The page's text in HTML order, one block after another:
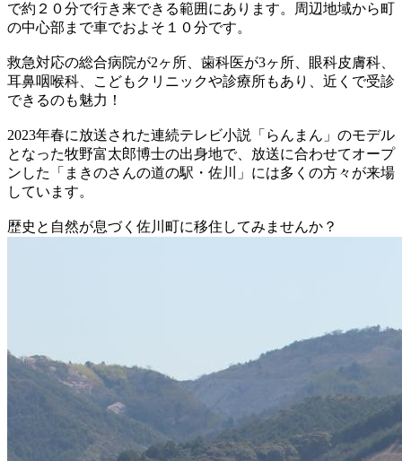
で約２０分で行き来できる範囲にあります。周辺地域から町
の中心部まで車でおよそ１０分です。
救急対応の総合病院が2ヶ所、歯科医が3ヶ所、眼科皮膚科、
耳鼻咽喉科、こどもクリニックや診療所もあり、近くで受診
できるのも魅力！
2023年春に放送された連続テレビ小説「らんまん」のモデル
となった牧野富太郎博士の出身地で、放送に合わせてオープ
ンした「まきのさんの道の駅・佐川」には多くの方々が来場
しています。
歴史と自然が息づく佐川町に移住してみませんか？